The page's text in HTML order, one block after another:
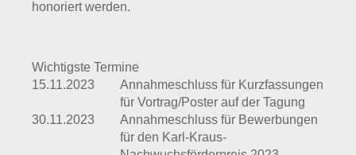
honoriert werden.
Wichtigste Termine
15.11.2023
Annahmeschluss für Kurzfassungen
für Vortrag/Poster auf der Tagung
30.11.2023
Annahmeschluss für Bewerbungen
für den Karl-Kraus-